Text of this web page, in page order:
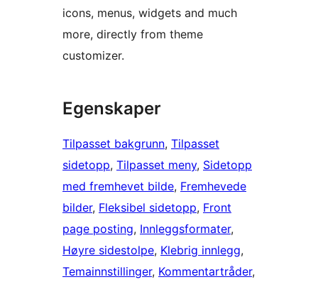
icons, menus, widgets and much
more, directly from theme
customizer.
Egenskaper
Tilpasset bakgrunn, Tilpasset
sidetopp, Tilpasset meny, Sidetopp
med fremhevet bilde, Fremhevede
bilder, Fleksibel sidetopp, Front
page posting, Innleggsformater
Høyre sidestolpe, Klebrig innlegg
Temainnstillinger, Kommentartråder